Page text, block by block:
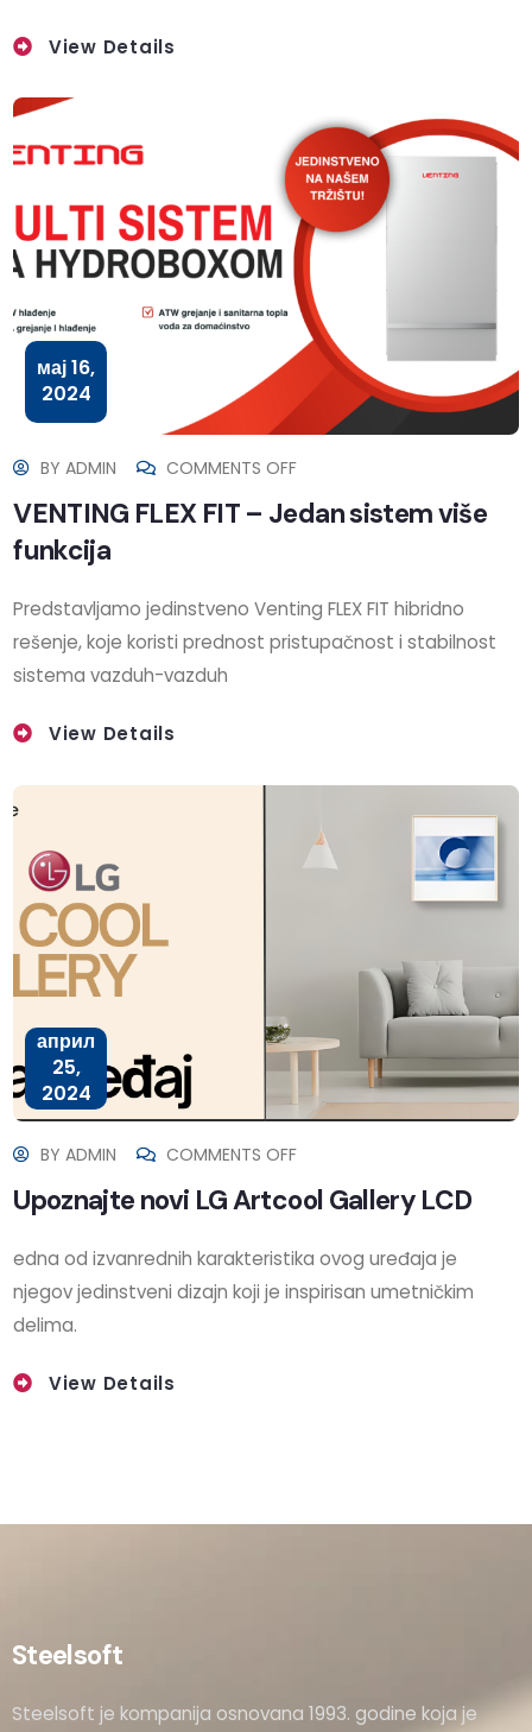
View Details
мај 16,
2024
BYADMIN COMMENTS OFF
VENTING FLEX FIT – Jedan sistem više
funkcija
Predstavljamo jedinstveno Venting FLEX FIT hibridno
rešenje, koje koristi prednost pristupačnost i stabilnost
sistema vazduh-vazduh
View Details
април
25,
2024
BYADMIN COMMENTS OFF
Upoznajte novi LG Artcool Gallery LCD
edna od izvanrednih karakteristika ovog uređaja je
njegov jedinstveni dizajn koji je inspirisan umetničkim
delima.
View Details
Steelsoft
Steelsoft je kompanija osnovana 1993. godine koja je